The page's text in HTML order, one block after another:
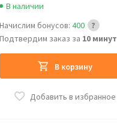
Начислим бонусов: 400
Подтвердим заказ за 10 минут
В наличии
В корзину
Добавить в избранное